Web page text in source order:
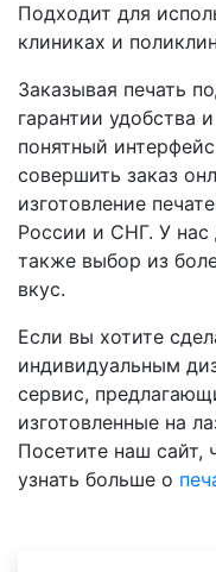
Подходит для
клиниках и
Заказывая печать
гарантии удобства
понятный
совершить заказ
изготовление
России и СНГ. У нас
также выбор из
вкус.
Если вы хотите
индивидуальным
сервис,
изготовленные на
Посетите наш сайт,
узнать больше о